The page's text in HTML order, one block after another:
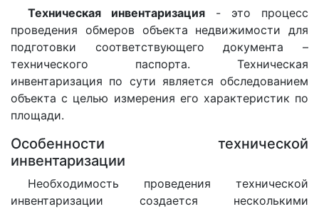
Техническая инвентаризация - это процесс
проведения обмеров объекта недвижимости для
подготовки соответствующего документа –
технического паспорта. Техническая
инвентаризация по сути является обследованием
объекта с целью измерения его характеристик по
площади.
Особенности технической
инвентаризации
Необходимость проведения технической
инвентаризации создается несколькими